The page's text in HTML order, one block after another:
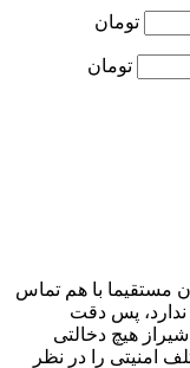
تومان
تومان
مستقیما با هم تماس
پس دقت
هیچ دخالتی
امنیتی را در نظر